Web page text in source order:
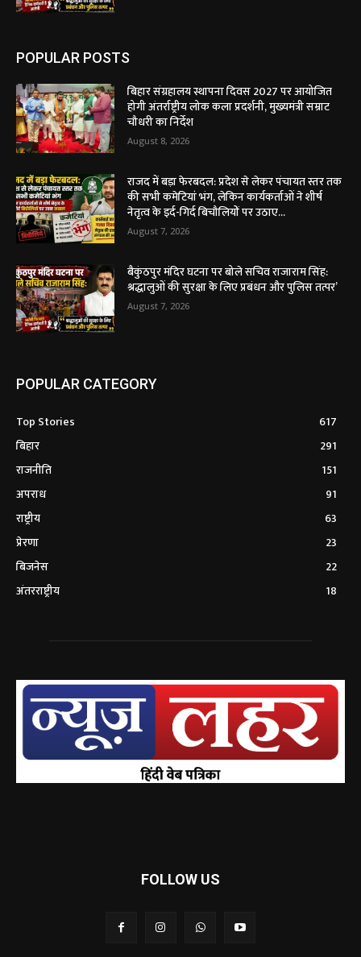
POPULAR POSTS
बिहार संग्रहालय स्थापना दिवस 2027 पर आयोजित
होगी अंतर्राष्ट्रीय लोक कला प्रदर्शनी, मुख्यमंत्री सम्राट
चौधरी का निर्देश
August 8, 2026
राजद में बड़ा फेरबदल: प्रदेश से लेकर पंचायत स्तर तक
की सभी कमेटियां भंग, लेकिन कार्यकर्ताओं ने शीर्ष
नेतृत्व के इर्द-गिर्द बिचौलियों पर उठाए...
August 7, 2026
बैकुंठपुर मंदिर घटना पर बोले सचिव राजाराम सिंह:
श्रद्धालुओं की सुरक्षा के लिए प्रबंधन और पुलिस तत्पर’
August 7, 2026
POPULAR CATEGORY
Top Stories
617
बिहार
291
राजनीति
151
अपराध
91
राष्ट्रीय
63
प्रेरणा
23
बिजनेस
22
अंतरराष्ट्रीय
18
FOLLOW US